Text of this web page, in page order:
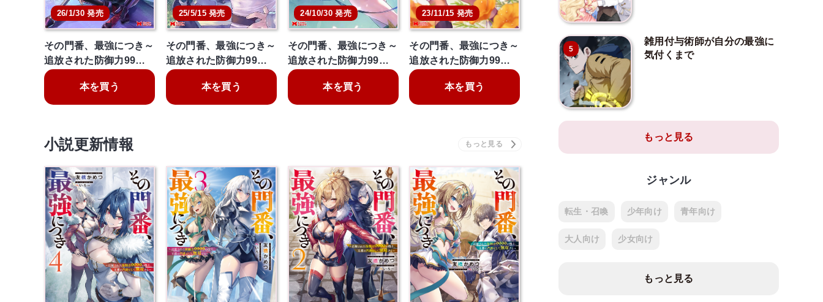
26/1/30 発売
その門番、最強につき～
追放された防御力99…
本を買う
25/5/15 発売
その門番、最強につき～
追放された防御力99…
本を買う
24/10/30 発売
その門番、最強につき～
追放された防御力99…
本を買う
23/11/15 発売
その門番、最強につき～
追放された防御力99…
本を買う
小説更新情報
5
雑用付与術師が自分の最強に
気付くまで
もっと見る
ジャンル
転生・召喚 少年向け 青年向け
大人向け 少女向け
もっと見る